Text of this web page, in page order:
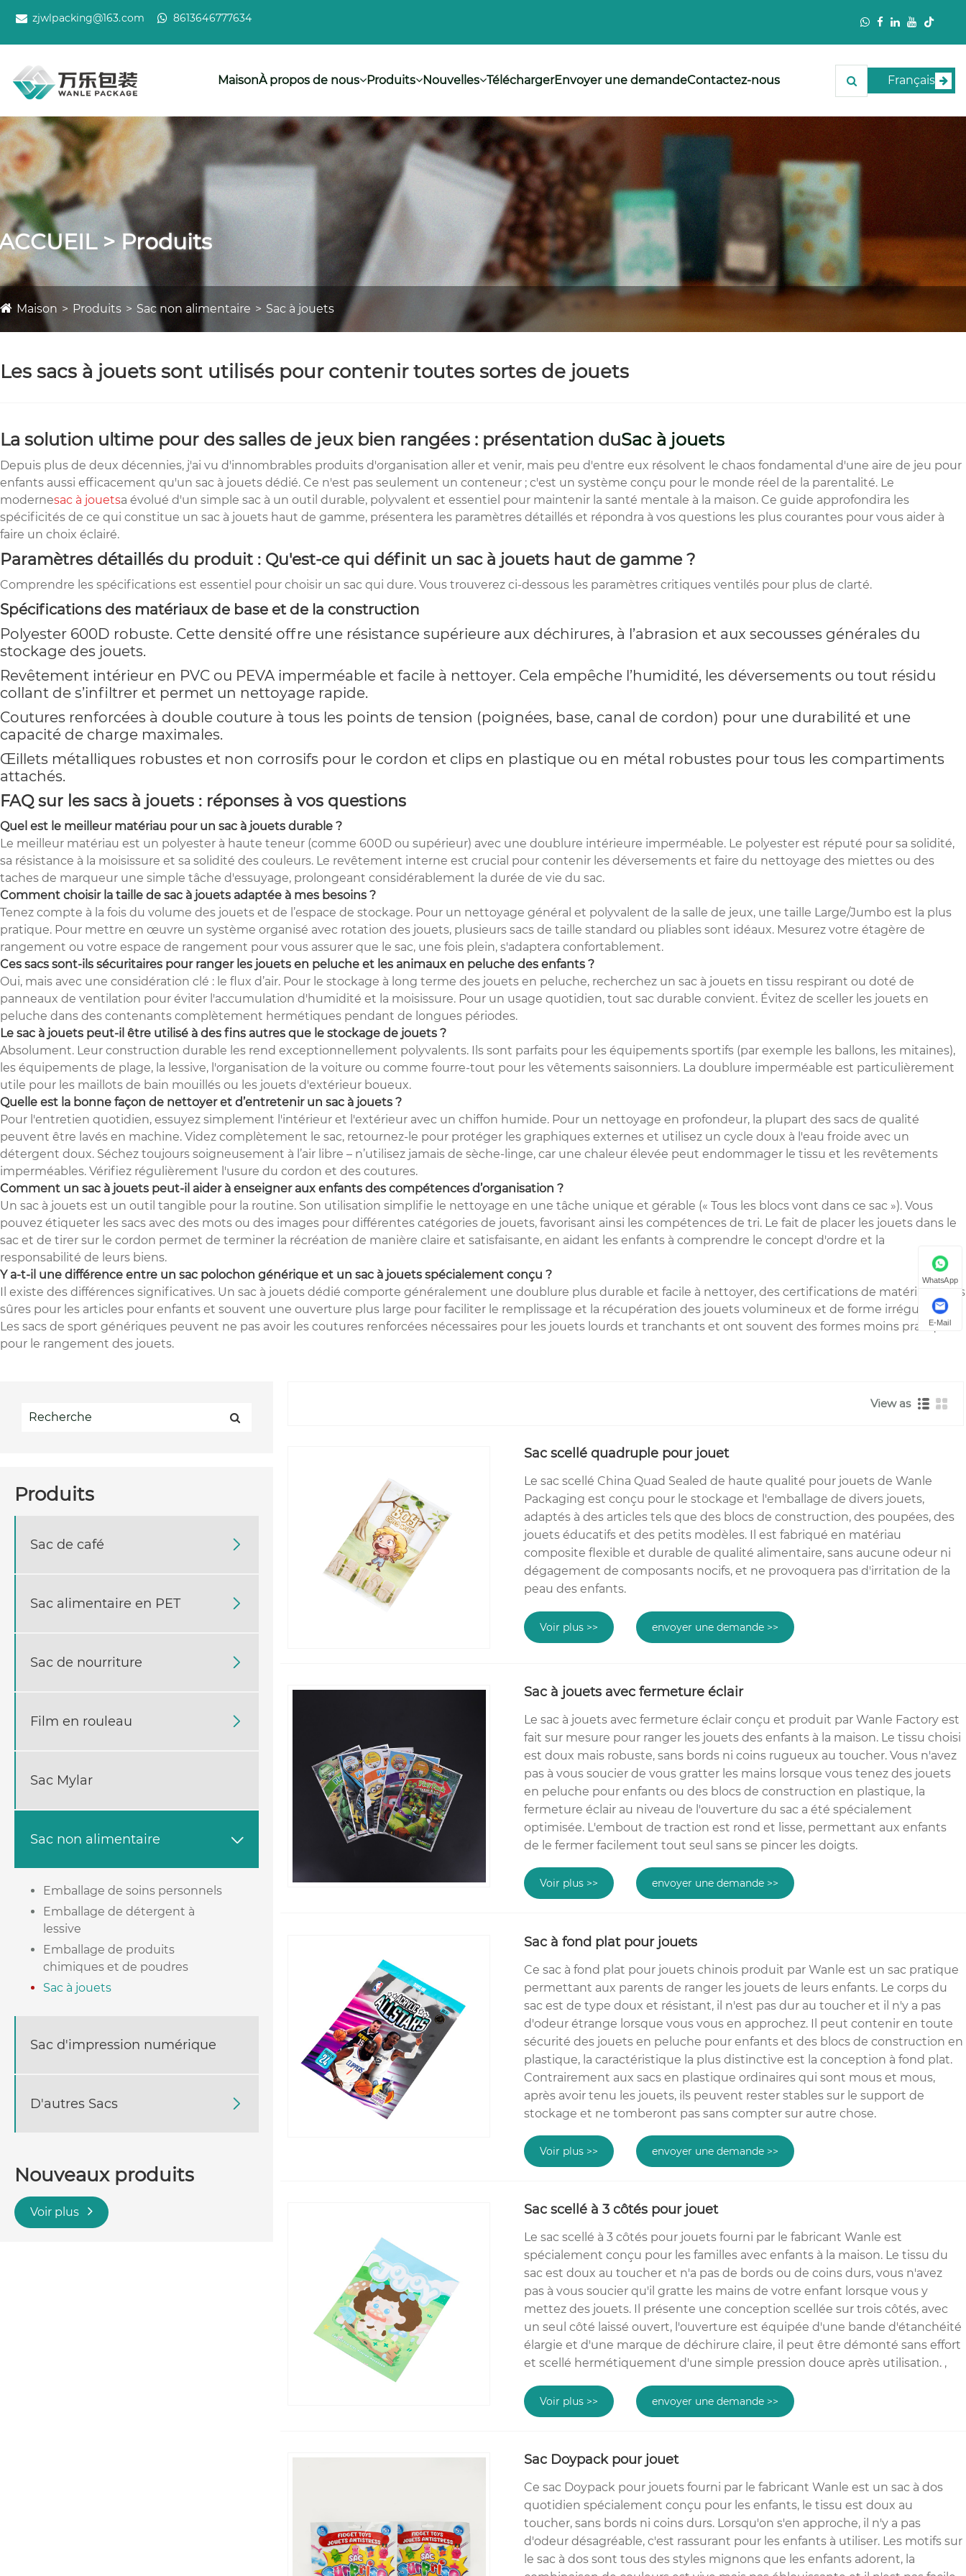
zjwlpacking@163.com 8613646777634
MaisonÀ propos de nous Produits Nouvelles TéléchargerEnvoyer une demandeContactez-nous Français
> Produits
Maison Produits Sac non alimentaire Sac à jouets
Les sacs à jouets sont utilisés pour contenir toutes sortes de jouets
La solution ultime pour des salles de jeux bien rangées : présentation duSac à jouets
Depuis plus de deux décennies, j'ai vu d'innombrables produits d'organisation aller et venir, mais peu d'entre eux résolvent le chaos fondamental d'une aire de jeu pour
enfants aussi efficacement qu'un sac à jouets dédié. Ce n'est pas seulement un conteneur ; c'est un système conçu pour le monde réel de la parentalité. Le
modernesac à jouetsa évolué d'un simple sac à un outil durable, polyvalent et essentiel pour maintenir la santé mentale à la maison. Ce guide approfondira les
spécificités de ce qui constitue un sac à jouets haut de gamme, présentera les paramètres détaillés et répondra à vos questions les plus courantes pour vous aider à
faire un choix éclairé.
Paramètres détaillés du produit : Qu'est-ce qui définit un sac à jouets haut de gamme ?
Comprendre les spécifications est essentiel pour choisir un sac qui dure. Vous trouverez ci-dessous les paramètres critiques ventilés pour plus de clarté.
Spécifications des matériaux de base et de la construction
Polyester 600D robuste. Cette densité offre une résistance supérieure aux déchirures, à l’abrasion et aux secousses générales du
stockage des jouets.
Revêtement intérieur en PVC ou PEVA imperméable et facile à nettoyer. Cela empêche l’humidité, les déversements ou tout résidu
collant de s’infiltrer et permet un nettoyage rapide.
Coutures renforcées à double couture à tous les points de tension (poignées, base, canal de cordon) pour une durabilité et une
capacité de charge maximales.
Œillets métalliques robustes et non corrosifs pour le cordon et clips en plastique ou en métal robustes pour tous les compartiments
attachés.
FAQ sur les sacs à jouets : réponses à vos questions
Quel est le meilleur matériau pour un sac à jouets durable ?
Le meilleur matériau est un polyester à haute teneur (comme 600D ou supérieur) avec une doublure intérieure imperméable. Le polyester est réputé pour sa solidité,
sa résistance à la moisissure et sa solidité des couleurs. Le revêtement interne est crucial pour contenir les déversements et faire du nettoyage des miettes ou des
taches de marqueur une simple tâche d'essuyage, prolongeant considérablement la durée de vie du sac.
Comment choisir la taille de sac à jouets adaptée à mes besoins ?
Tenez compte à la fois du volume des jouets et de l’espace de stockage. Pour un nettoyage général et polyvalent de la salle de jeux, une taille Large/Jumbo est la plus
pratique. Pour mettre en œuvre un système organisé avec rotation des jouets, plusieurs sacs de taille standard ou pliables sont idéaux. Mesurez votre étagère de
rangement ou votre espace de rangement pour vous assurer que le sac, une fois plein, s'adaptera confortablement.
Ces sacs sont-ils sécuritaires pour ranger les jouets en peluche et les animaux en peluche des enfants ?
Oui, mais avec une considération clé : le flux d’air. Pour le stockage à long terme des jouets en peluche, recherchez un sac à jouets en tissu respirant ou doté de
panneaux de ventilation pour éviter l'accumulation d'humidité et la moisissure. Pour un usage quotidien, tout sac durable convient. Évitez de sceller les jouets en
peluche dans des contenants complètement hermétiques pendant de longues périodes.
Le sac à jouets peut-il être utilisé à des fins autres que le stockage de jouets ?
Absolument. Leur construction durable les rend exceptionnellement polyvalents. Ils sont parfaits pour les équipements sportifs (par exemple les ballons, les mitaines),
les équipements de plage, la lessive, l'organisation de la voiture ou comme fourre-tout pour les vêtements saisonniers. La doublure imperméable est particulièrement
utile pour les maillots de bain mouillés ou les jouets d'extérieur boueux.
Quelle est la bonne façon de nettoyer et d’entretenir un sac à jouets ?
Pour l'entretien quotidien, essuyez simplement l'intérieur et l'extérieur avec un chiffon humide. Pour un nettoyage en profondeur, la plupart des sacs de qualité
peuvent être lavés en machine. Videz complètement le sac, retournez-le pour protéger les graphiques externes et utilisez un cycle doux à l'eau froide avec un
détergent doux. Séchez toujours soigneusement à l’air libre – n’utilisez jamais de sèche-linge, car une chaleur élevée peut endommager le tissu et les revêtements
imperméables. Vérifiez régulièrement l'usure du cordon et des coutures.
Comment un sac à jouets peut-il aider à enseigner aux enfants des compétences d’organisation ?
Un sac à jouets est un outil tangible pour la routine. Son utilisation simplifie le nettoyage en une tâche unique et gérable (« Tous les blocs vont dans ce sac »). Vous
pouvez étiqueter les sacs avec des mots ou des images pour différentes catégories de jouets, favorisant ainsi les compétences de tri. Le fait de placer les jouets dans le
sac et de tirer sur le cordon permet de terminer la récréation de manière claire et satisfaisante, en aidant les enfants à comprendre le concept d'ordre et la
responsabilité de leurs biens.
Y a-t-il une différence entre un sac polochon générique et un sac à jouets spécialement conçu ?
Il existe des différences significatives. Un sac à jouets dédié comporte généralement une doublure plus durable et facile à nettoyer, des certifications de matériaux plus
sûres pour les articles pour enfants et souvent une ouverture plus large pour faciliter le remplissage et la récupération des jouets volumineux et de forme irrégulière.
Les sacs de sport génériques peuvent ne pas avoir les coutures renforcées nécessaires pour les jouets lourds et tranchants et ont souvent des formes moins pratiques
pour le rangement des jouets.
Produits
Sac de café 
Sac alimentaire en PET 
Sac de nourriture 
Film en rouleau 
Sac Mylar
Sac non alimentaire 
Emballage de soins personnels
Emballage de détergent à
lessive
Emballage de produits
chimiques et de poudres
Sac à jouets
Sac d'impression numérique
D'autres Sacs 
Nouveaux produits
Voir plus
View as
Sac scellé quadruple pour jouet
Le sac scellé China Quad Sealed de haute qualité pour jouets de Wanle
Packaging est conçu pour le stockage et l'emballage de divers jouets,
adaptés à des articles tels que des blocs de construction, des poupées, des
jouets éducatifs et des petits modèles. Il est fabriqué en matériau
composite flexible et durable de qualité alimentaire, sans aucune odeur ni
dégagement de composants nocifs, et ne provoquera pas d'irritation de la
peau des enfants.
Voir plus >> envoyer une demande >>
Sac à jouets avec fermeture éclair
Le sac à jouets avec fermeture éclair conçu et produit par Wanle Factory est
fait sur mesure pour ranger les jouets des enfants à la maison. Le tissu choisi
est doux mais robuste, sans bords ni coins rugueux au toucher. Vous n'avez
pas à vous soucier de vous gratter les mains lorsque vous tenez des jouets
en peluche pour enfants ou des blocs de construction en plastique, la
fermeture éclair au niveau de l'ouverture du sac a été spécialement
optimisée. L'embout de traction est rond et lisse, permettant aux enfants
de le fermer facilement tout seul sans se pincer les doigts.
Voir plus >> envoyer une demande >>
Sac à fond plat pour jouets
Ce sac à fond plat pour jouets chinois produit par Wanle est un sac pratique
permettant aux parents de ranger les jouets de leurs enfants. Le corps du
sac est de type doux et résistant, il n'est pas dur au toucher et il n'y a pas
d'odeur étrange lorsque vous vous en approchez. Il peut contenir en toute
sécurité des jouets en peluche pour enfants et des blocs de construction en
plastique, la caractéristique la plus distinctive est la conception à fond plat.
Contrairement aux sacs en plastique ordinaires qui sont mous et mous,
après avoir tenu les jouets, ils peuvent rester stables sur le support de
stockage et ne tomberont pas sans compter sur autre chose.
Voir plus >> envoyer une demande >>
Sac scellé à 3 côtés pour jouet
Le sac scellé à 3 côtés pour jouets fourni par le fabricant Wanle est
spécialement conçu pour les familles avec enfants à la maison. Le tissu du
sac est doux au toucher et n'a pas de bords ou de coins durs, vous n'avez
pas à vous soucier qu'il gratte les mains de votre enfant lorsque vous y
mettez des jouets. Il présente une conception scellée sur trois côtés, avec
un seul côté laissé ouvert, l'ouverture est équipée d'une bande d'étanchéité
élargie et d'une marque de déchirure claire, il peut être démonté sans effort
et scellé hermétiquement d'une simple pression douce après utilisation. ,
Voir plus >> envoyer une demande >>
Sac Doypack pour jouet
Ce sac Doypack pour jouets fourni par le fabricant Wanle est un sac à dos
quotidien spécialement conçu pour les enfants, le tissu est doux au
toucher, sans bords ni coins durs. Lorsqu'on s'en approche, il n'y a pas
d'odeur désagréable, c'est rassurant pour les enfants à utiliser. Les motifs sur
le sac à dos sont tous des styles mignons que les enfants adorent, la
WhatsApp
E-Mail